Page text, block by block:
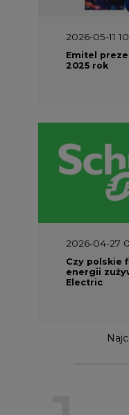
2026-05-11
Emitel
2025 rok
2026-04-27
Czy polskie
energii
Electric